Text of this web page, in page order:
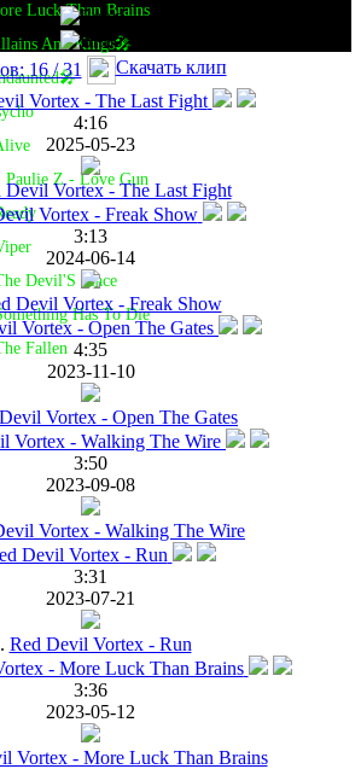
Luck Than Brains
And Kings🎤
Paulie Z - Love Gun
Devil'S Place
Has To Die
Fallen
16 / 31 Скачать клип
4:16
2025-05-23
Devil Vortex - The Last Fight
3:13
2024-06-14
Devil Vortex - Freak Show
4:35
2023-11-10
Vortex - Open The Gates
3:50
2023-09-08
Vortex - Walking The Wire
3:31
2023-07-21
Red Devil Vortex - Run
3:36
2023-05-12
Vortex - More Luck Than Brains